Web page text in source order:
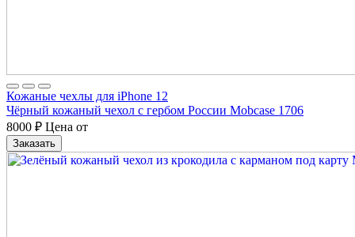
Кожаные чехлы для iPhone 12
Чёрный кожаный чехол с гербом России Mobcase 1706
8000 ₽ Цена от
Заказать